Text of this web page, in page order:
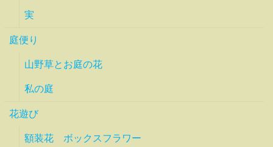
実
庭便り
山野草とお庭の花
私の庭
花遊び
額装花 ボックスフラワー